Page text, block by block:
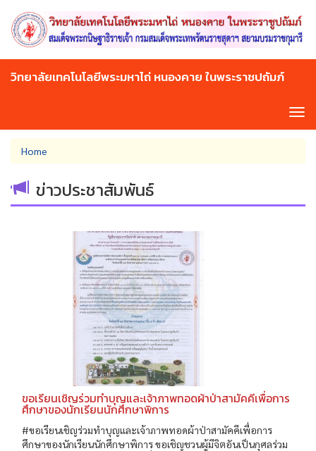
main
content
วิทยาลัยเทคโนโลยีพระมหาไถ่ หนองคาย ในพระราชปถัมภ์
You
are
here
Home
ข่าวประชาสัมพันธ์
ขอเรียนเชิญร่วมทำบุญและเจ้าภาพทอดผ้าป่าสามัคคีเพื่อการ
ศึกษาของนักเรียนนักศึกษาพิการ
#ขอเรียนเชิญร่วมทำบุญและเจ้าภาพทอดผ้าป่าสามัคคีเพื่อการ
ศึกษาของนักเรียนนักศึกษาพิการ ขอเชิญชวนผู้มีจิตอันเป็นกุศลร่วม